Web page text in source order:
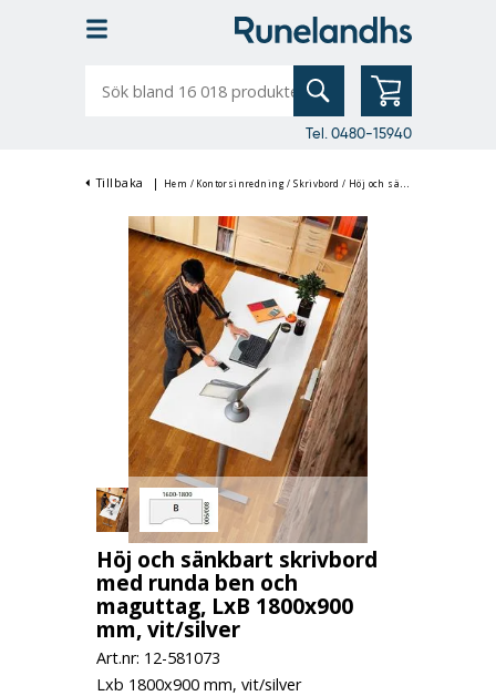
bland
Tel. 0480-15940
Tillbaka | Hem / Kontorsinredning /Skrivbord / Höj och sänkbart Skrivbord
Höj och sänkbart skrivbord
med runda ben och
maguttag, LxB 1800x900
mm, vit/silver
Art.nr: 12-581073
Lxb 1800x900 mm, vit/silver